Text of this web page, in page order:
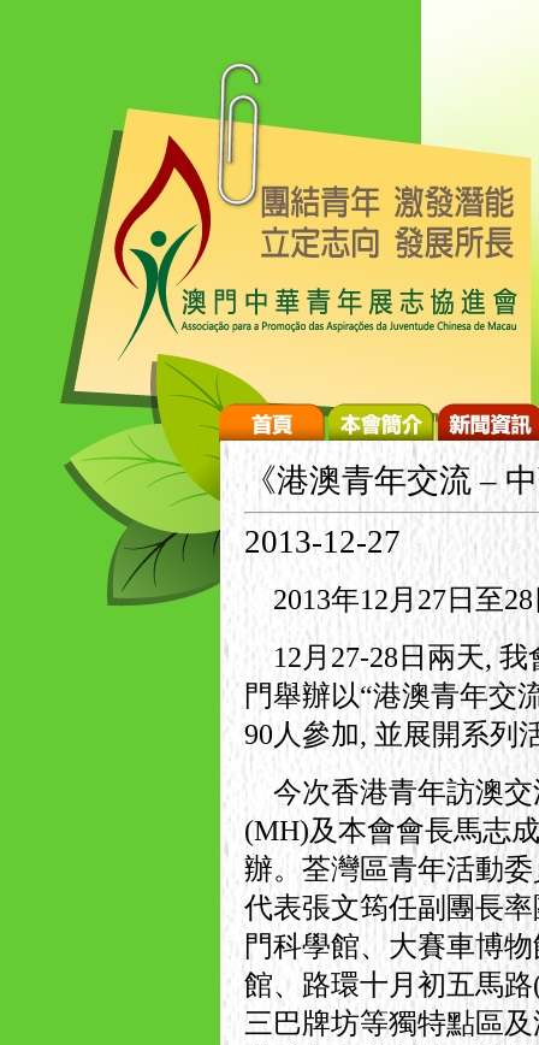
《港澳青年交流 –
2013-12-27
2013年12月27日至
12月27-28日兩天, 我
門舉辦以“港澳青年交
90人參加, 並展開系列
今次香港青年訪澳交
(MH)及本會會長馬志
辦。荃灣區青年活動
代表張文筠任副團長
門科學館、大賽車博
館、路環十月初五馬
三巴牌坊等獨特點區